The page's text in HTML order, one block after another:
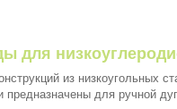
для
из низкоугольных
для ручной